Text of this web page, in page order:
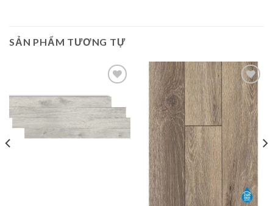
SẢN PHẨM TƯƠNG TỰ
Add to
wishlist